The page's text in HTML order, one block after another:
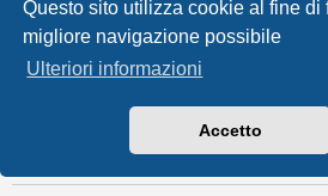
Questo sito utilizza cookie al fine di
migliore navigazione possibile
Ulteriori informazioni
Accetto
Per trovare la lista degli allegati da te
Pannello di Controllo Utente e segui i
degli allegati.
Informazioni su phpBB